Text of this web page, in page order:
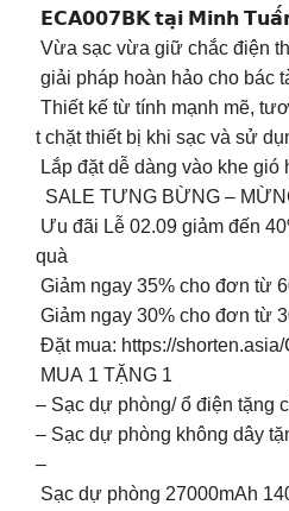
𝗘𝗖𝗔𝟬𝟬𝟳𝗕𝗞 𝘁𝗮̣𝗶 𝗠𝗶𝗻𝗵
Vừa sạc vừa giữ chắc điện
giải pháp hoàn hảo cho bác
Thiết kế từ tính mạnh mẽ,
t chặt thiết bị khi sạc và sử
Lắp đặt dễ dàng vào khe
SALE TƯNG BỪNG –
Ưu đãi Lễ 02.09 giảm đến
quà
Giảm ngay 35% cho đơn từ
Giảm ngay 30% cho đơn từ
Đặt mua: https://
MUA 1 TẶNG 1
– Sạc dự phòng/ ổ điện tặng
– Sạc dự phòng không dây
–
Sạc dự phòng 27000mAh